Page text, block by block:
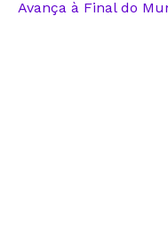
Avança à Final do